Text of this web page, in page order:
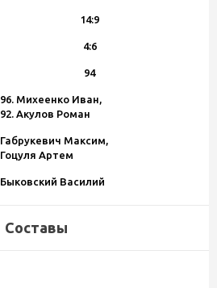
14:9
4:6
94
96. Михеенко Иван,
92. Акулов Роман
Габрукевич Максим,
Гоцуля Артем
Быковский Василий
Составы